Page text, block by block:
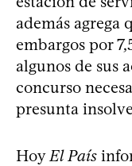
además agrega
embargos por
algunos de sus
concurso
presunta
HoyEl País